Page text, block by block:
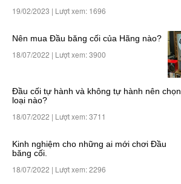
19/02/2023 | Lượt xem: 1696
Nên mua Đầu băng cối của Hãng nào?
18/07/2022 | Lượt xem: 3900
Đầu cối tự hành và không tự hành nên chọn
loại nào?
18/07/2022 | Lượt xem: 3711
Kinh nghiệm cho những ai mới chơi Đầu
băng cối.
18/07/2022 | Lượt xem: 2296